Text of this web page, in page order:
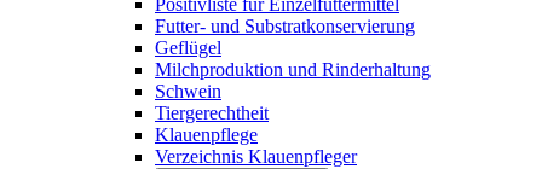
Positivliste für Einzelfuttermittel
Futter- und Substratkonservierung
Geflügel
Milchproduktion und Rinderhaltung
Schwein
Tiergerechtheit
Klauenpflege
Verzeichnis Klauenpfleger